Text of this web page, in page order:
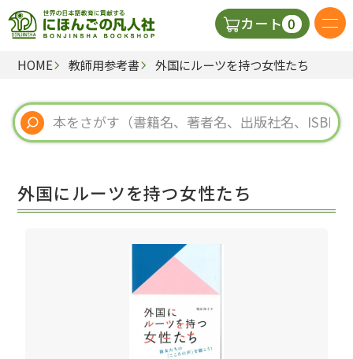
カート 0
日本語の教科書
視聴覚・補助教材
教師用参考書
HOME 教師用参考書 外国にルーツを持つ女性たち
外国にルーツを持つ女性たち